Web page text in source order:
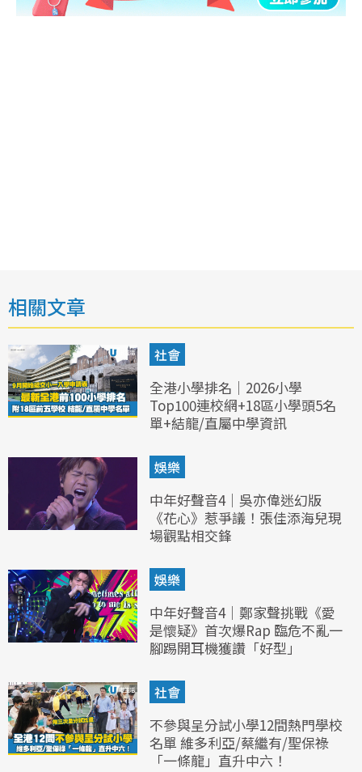
相關文章
社會
全港小學排名｜2026小學
Top100連校網+18區小學頭5名
單+結龍/直屬中學資訊
娛樂
中年好聲音4｜吳亦偉迷幻版
《花心》惹爭議！張佳添海兒現
場觀點相交鋒
娛樂
中年好聲音4｜鄭家聲挑戰《愛
是懷疑》首次爆Rap 臨危不亂一
腳踢開耳機獲讚「好型」
社會
不參與呈分試小學12間熱門學校
名單 維多利亞/蔡繼有/聖保祿
「一條龍」直升中六！